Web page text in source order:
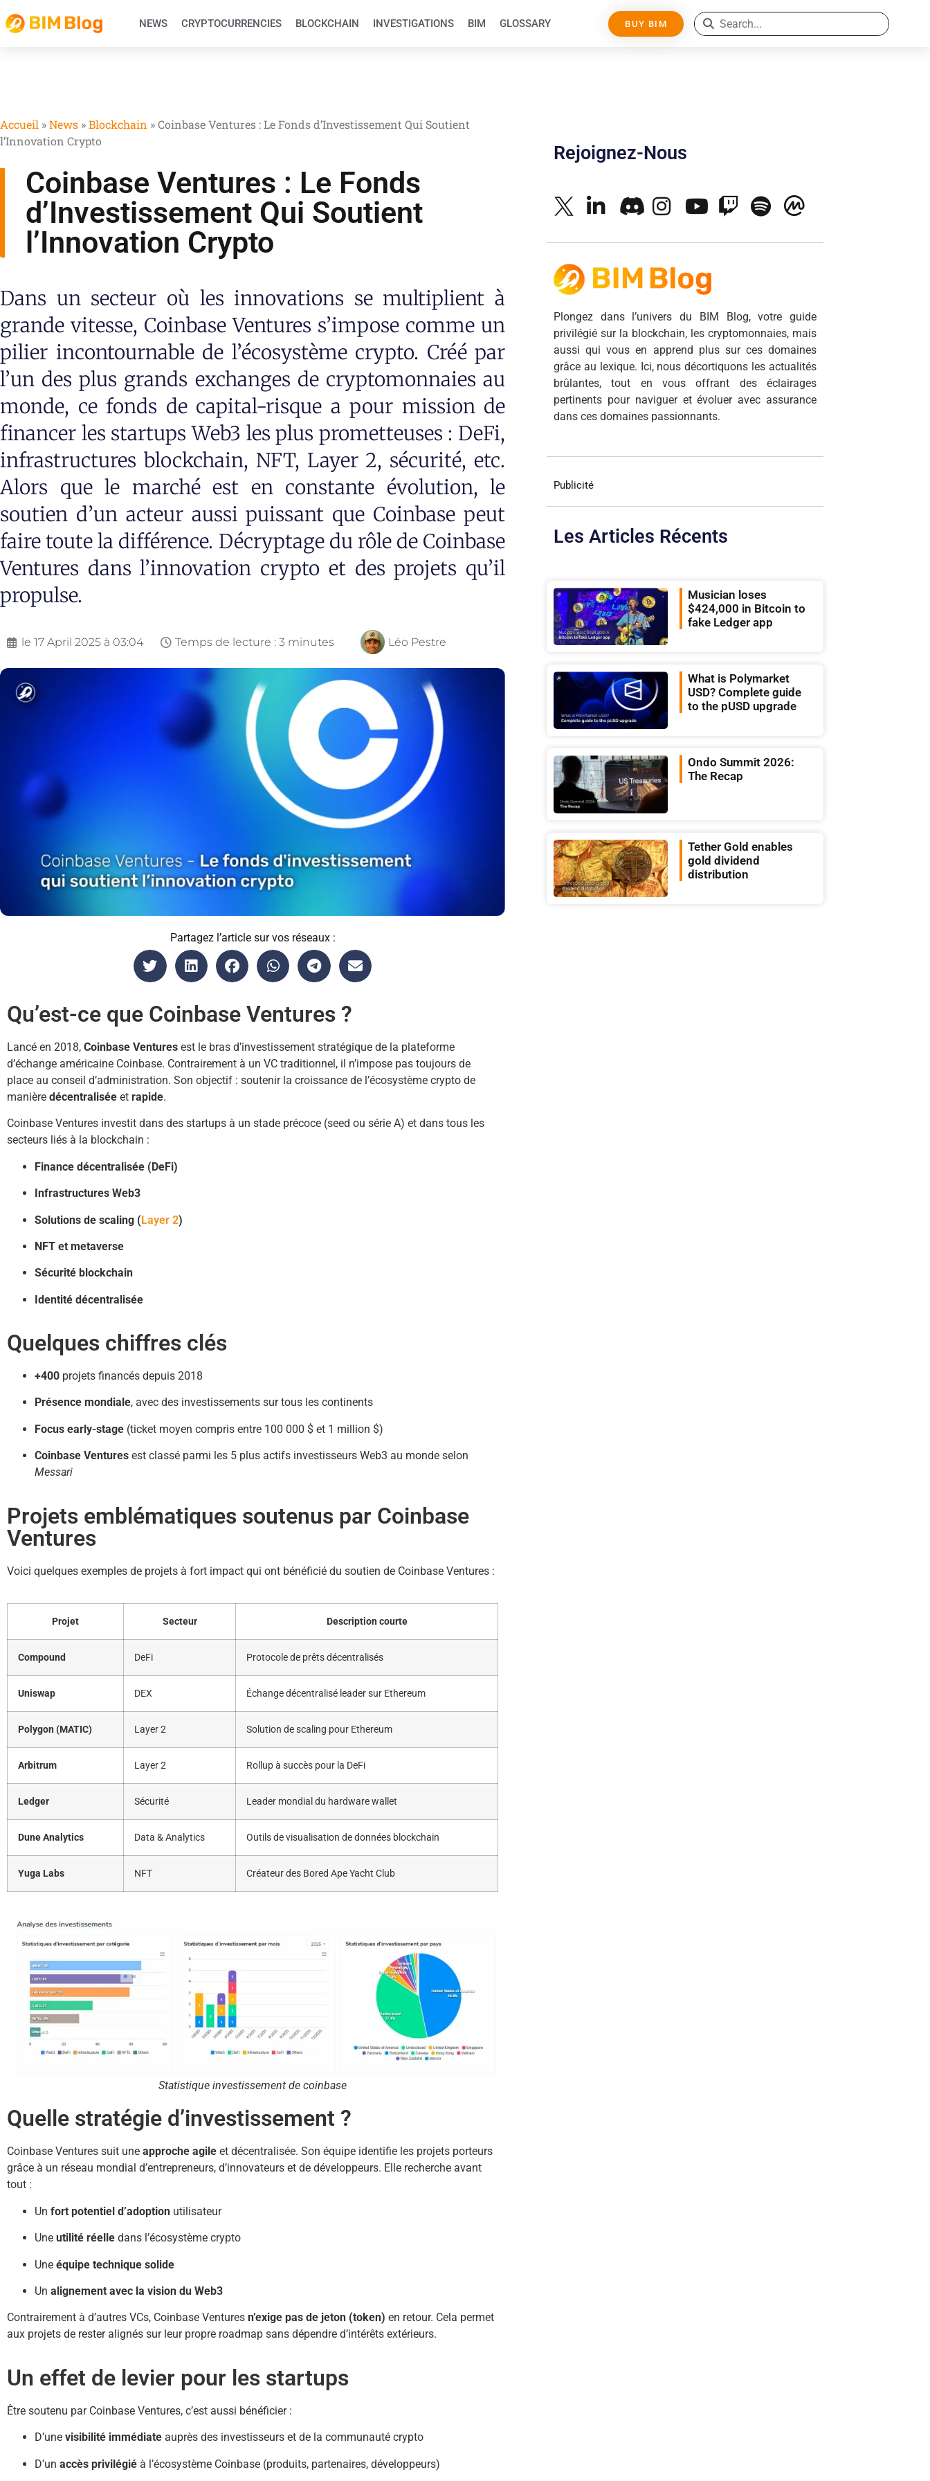
NEWS CRYPTOCURRENCIES BLOCKCHAIN INVESTIGATIONS BIM GLOSSARY BUY BIM
Accueil »News »Blockchain »Coinbase Ventures : Le Fonds d’Investissement Qui Soutient
l’Innovation Crypto
Coinbase Ventures : Le Fonds
d’Investissement Qui Soutient
l’Innovation Crypto
Dans un secteur où les innovations se multiplient à
grande vitesse, Coinbase Ventures s’impose comme un
pilier incontournable de l’écosystème crypto. Créé par
l’un des plus grands exchanges de cryptomonnaies au
monde, ce fonds de capital-risque a pour mission de
financer les startups Web3 les plus prometteuses : DeFi,
infrastructures blockchain, NFT, Layer 2, sécurité, etc.
Alors que le marché est en constante évolution, le
soutien d’un acteur aussi puissant que Coinbase peut
faire toute la différence. Décryptage du rôle de Coinbase
Ventures dans l’innovation crypto et des projets qu’il
propulse.
le 17 April 2025 à 03:04 Temps de lecture : 3 minutes Léo Pestre
Partagez l’article sur vos réseaux :
Qu’est-ce que Coinbase Ventures ?
Lancé en 2018, Coinbase Ventures est le bras d’investissement stratégique de la plateforme
d’échange américaine Coinbase. Contrairement à un VC traditionnel, il n’impose pas toujours de
place au conseil d’administration. Son objectif : soutenir la croissance de l’écosystème crypto de
manière décentralisée et rapide.
Coinbase Ventures investit dans des startups à un stade précoce (seed ou série A) et dans tous les
secteurs liés à la blockchain :
Finance décentralisée (DeFi)
Infrastructures Web3
Solutions de scaling (Layer 2)
NFT et metaverse
Sécurité blockchain
Identité décentralisée
Quelques chiffres clés
+400 projets financés depuis 2018
Présence mondiale, avec des investissements sur tous les continents
Focus early-stage (ticket moyen compris entre 100 000 $ et 1 million $)
Coinbase Ventures est classé parmi les 5 plus actifs investisseurs Web3 au monde selon
Messari
Projets emblématiques soutenus par Coinbase
Ventures
Voici quelques exemples de projets à fort impact qui ont bénéficié du soutien de Coinbase Ventures :
Projet Secteur Description courte
Compound DeFi Protocole de prêts décentralisés
Uniswap DEX Échange décentralisé leader sur Ethereum
Polygon (MATIC) Layer 2 Solution de scaling pour Ethereum
Arbitrum Layer 2 Rollup à succès pour la DeFi
Ledger Sécurité Leader mondial du hardware wallet
Dune Analytics Data & Analytics Outils de visualisation de données blockchain
Yuga Labs NFT Créateur des Bored Ape Yacht Club
Statistique investissement de coinbase
Quelle stratégie d’investissement ?
Coinbase Ventures suit une approche agile et décentralisée. Son équipe identifie les projets porteurs
grâce à un réseau mondial d’entrepreneurs, d’innovateurs et de développeurs. Elle recherche avant
tout :
Un fort potentiel d’adoption utilisateur
Une utilité réelle dans l’écosystème crypto
Une équipe technique solide
Un alignement avec la vision du Web3
Contrairement à d’autres VCs, Coinbase Ventures n’exige pas de jeton (token) en retour. Cela permet
aux projets de rester alignés sur leur propre roadmap sans dépendre d’intérêts extérieurs.
Un effet de levier pour les startups
Être soutenu par Coinbase Ventures, c’est aussi bénéficier :
D’une visibilité immédiate auprès des investisseurs et de la communauté crypto
D’un accès privilégié à l’écosystème Coinbase (produits, partenaires, développeurs)
Rejoignez-Nous
Plongez dans l’univers du BIM Blog, votre guide
privilégié sur la blockchain, les cryptomonnaies, mais
aussi qui vous en apprend plus sur ces domaines
grâce au lexique. Ici, nous décortiquons les actualités
brûlantes, tout en vous offrant des éclairages
pertinents pour naviguer et évoluer avec assurance
dans ces domaines passionnants.
Publicité
Les Articles Récents
Musician loses
$424,000 in Bitcoin to
fake Ledger app
What is Polymarket
USD? Complete guide
to the pUSD upgrade
Ondo Summit 2026:
The Recap
Tether Gold enables
gold dividend
distribution